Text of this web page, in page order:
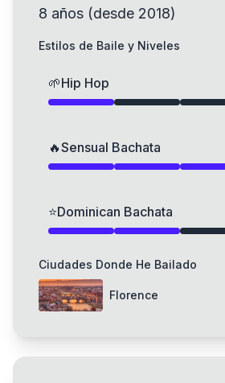
8 años (desde 2018)
Estilos de Baile y Niveles
🌱Hip Hop
🔥Sensual Bachata
⭐Dominican Bachata
Ciudades Donde He Bailado
Florence